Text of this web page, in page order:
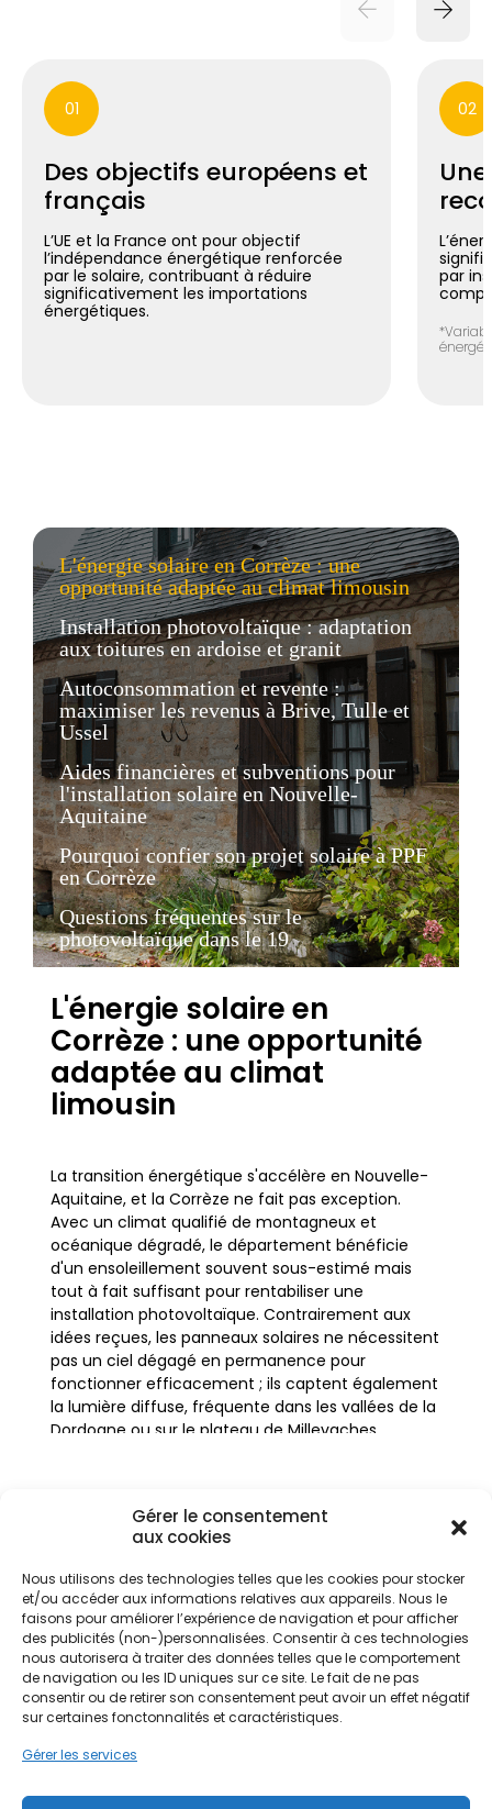
Gérer le consentement
aux cookies
Nous utilisons des technologies telles que les cookies pour stocker
et/ou accéder aux informations relatives aux appareils. Nous le
faisons pour améliorer l’expérience de navigation et pour afficher
des publicités (non-)personnalisées. Consentir à ces technologies
nous autorisera à traiter des données telles que le comportement
de navigation ou les ID uniques sur ce site. Le fait de ne pas
consentir ou de retirer son consentement peut avoir un effet négatif
sur certaines fonctonnalités et caractéristiques.
Gérer les services
01
Des objectifs européens et
français
L’UE et la France ont pour objectif
l’indépendance énergétique renforcée
par le solaire, contribuant à réduire
significativement les importations
énergétiques.
02
par
L'énergie solaire en Corrèze : une
opportunité adaptée au climat limousin
Installation photovoltaïque : adaptation
aux toitures en ardoise et granit
Autoconsommation et revente :
maximiser les revenus à Brive, Tulle et
Ussel
Aides financières et subventions pour
l'installation solaire en Nouvelle-
Aquitaine
Pourquoi confier son projet solaire à PPF
en Corrèze
Questions fréquentes sur le
photovoltaïque dans le 19
L'énergie solaire en
Corrèze : une opportunité
adaptée au climat
limousin
La transition énergétique s'accélère en Nouvelle-
Aquitaine, et la Corrèze ne fait pas exception.
Avec un climat qualifié de montagneux et
océanique dégradé, le département bénéficie
d'un ensoleillement souvent sous-estimé mais
tout à fait suffisant pour rentabiliser une
installation photovoltaïque. Contrairement aux
idées reçues, les panneaux solaires ne nécessitent
pas un ciel dégagé en permanence pour
fonctionner efficacement ; ils captent également
la lumière diffuse, fréquente dans les vallées de la
Dordogne ou sur le plateau de Millevaches.
s'agisse de résidences principales à Brive centre
ou de chalets en montagne près d'Ussel,
l'installation de panneaux solaires représente un
levier puissant d'indépendance énergétique. Face
à la volatilité des prix de l'électricité, produire sa
propre énergie devient une stratégie économique
rationnelle. PPF accompagne les habitants de la
Corrèze et des départements limitrophes comme
la Haute-Vienne ou la Creuse dans cette
démarche, en proposant des solutions sur mesure
qui respectent l'architecture locale et les
territoire.
Ne passez pas à côté de vos
aides !
Faites vite, les budgets
MaPrimeRénov' sont annuels et
limités. Les dossiers sont traités